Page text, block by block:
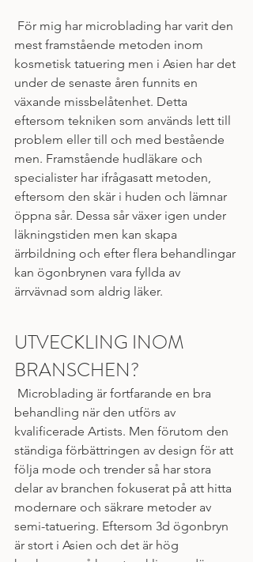
mest framstående metoden inom
kosmetisk tatuering men i Asien har det
under de senaste åren funnits en
växande missbelåtenhet. Detta
eftersom tekniken som används lett till
problem eller till och med bestående
men. Framstående hudläkare och
specialister har ifrågasatt metoden,
eftersom den skär i huden och lämnar
öppna sår. Dessa sår växer igen under
läkningstiden men kan skapa
ärrbildning och efter flera behandlingar
kan ögonbrynen vara fyllda av
ärrvävnad som aldrig läker.
UTVECKLING INOM
BRANSCHEN?
behandling när den utförs av
kvalificerade Artists. Men förutom den
ständiga förbättringen av design för att
följa mode och trender så har stora
delar av branchen fokuserat på att hitta
modernare och säkrare metoder av
semi-tatuering. Eftersom 3d ögonbryn
är stort i Asien och det är hög